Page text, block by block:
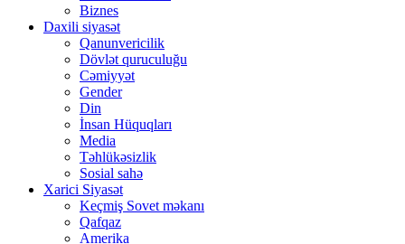
Biznes
Daxili siyasət
Qanunvericilik
Dövlət quruculuğu
Cəmiyyət
Gender
Din
İnsan Hüquqları
Media
Təhlükəsizlik
Sosial sahə
Xarici Siyasət
Keçmiş Sovet məkanı
Qafqaz
Amerika